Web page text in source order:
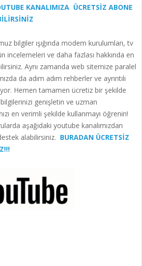
KANALIMIZA ÜCRETSİZ ABONE
bilgiler ışığında modem kurulumları, tv
incelemeleri ve daha fazlası hakkında en
Aynı zamanda web sitemize paralel
da adım adım rehberler ve ayrıntılı
Hemen tamamen ücretiz bir şekilde
genişletin ve uzman
en verimli şekilde kullanmayı öğrenin!
aşağıdaki youtube kanalımızdan
alabilirsiniz. BURADAN ÜCRETSİZ